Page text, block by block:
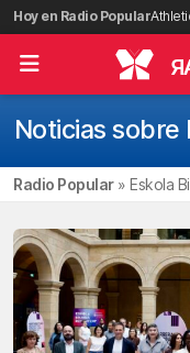
Saltar
al
contenido
Hoy en Radio Popular
R
Noticias sobre
Radio Popular» Eskola